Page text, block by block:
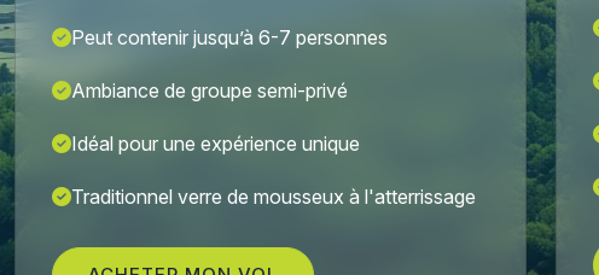
Peut contenir jusqu’à 6-7 personnes
Ambiance de groupe semi-privé
Idéal pour une expérience unique
Traditionnel verre de mousseux à l'atterrissage